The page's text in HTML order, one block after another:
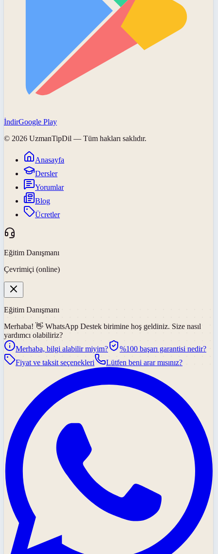
İndirGoogle Play
© 2026 UzmanTipDil — Tüm hakları saklıdır.
Anasayfa
Dersler
Yorumlar
Blog
Ücretler
Eğitim Danışmanı
Çevrimiçi (online)
Eğitim Danışmanı
Merhaba! 👋 WhatsApp Destek birimine hoş geldiniz. Size nasıl
yardımcı olabiliriz?
Merhaba, bilgi alabilir miyim?
%100 başarı garantisi nedir?
Fiyat ve taksit seçenekleri
Lütfen beni arar mısınız?